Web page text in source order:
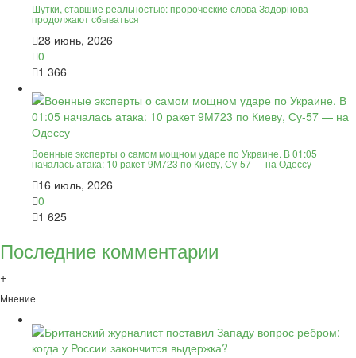
Шутки, ставшие реальностью: пророческие слова Задорнова
продолжают сбываться
28 июнь, 2026
0
1 366
Военные эксперты о самом мощном ударе по Украине. В 01:05
началась атака: 10 ракет 9М723 по Киеву, Су-57 — на Одессу
16 июль, 2026
0
1 625
Последние комментарии
+
Мнение